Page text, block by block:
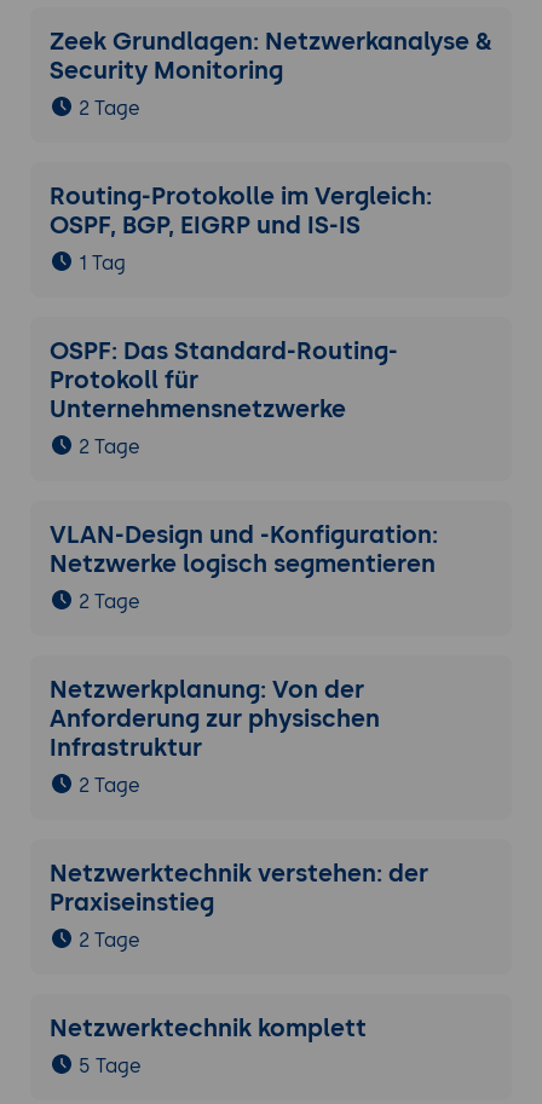
Zeek Grundlagen: Netzwerkanalyse &
Security Monitoring
2 Tage
Routing-Protokolle im Vergleich:
OSPF, BGP, EIGRP und IS-IS
1 Tag
OSPF: Das Standard-Routing-
Protokoll für
Unternehmensnetzwerke
2 Tage
VLAN-Design und -Konfiguration:
Netzwerke logisch segmentieren
2 Tage
Netzwerkplanung: Von der
Anforderung zur physischen
Infrastruktur
2 Tage
Netzwerktechnik verstehen: der
Praxiseinstieg
2 Tage
Netzwerktechnik komplett
5 Tage